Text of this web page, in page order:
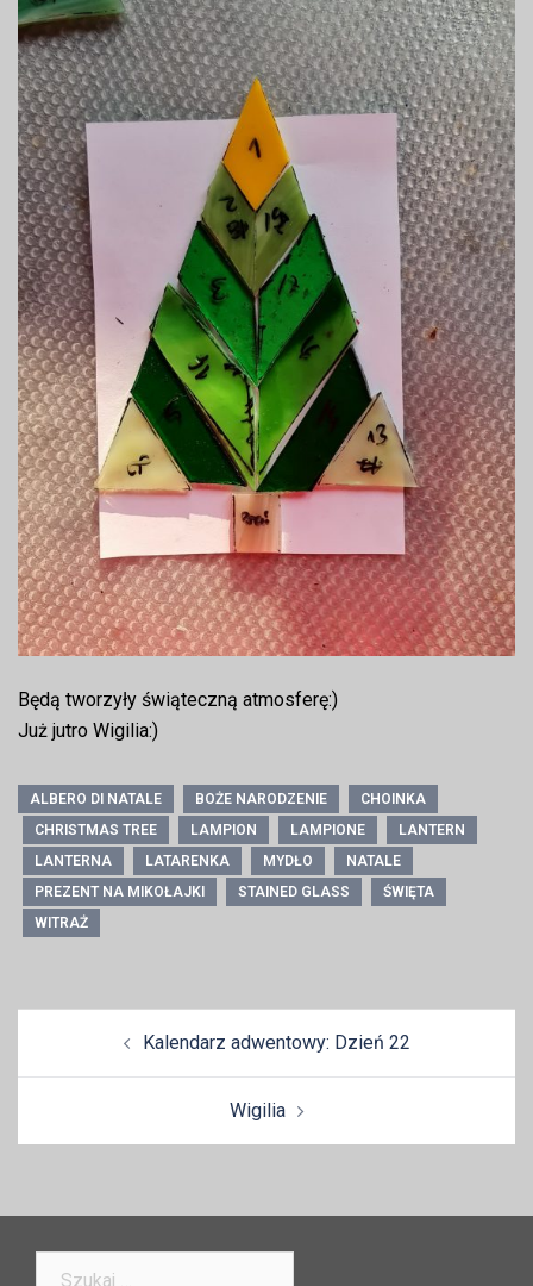
Będą tworzyły świąteczną atmosferę:)
Już jutro Wigilia:)
ALBERO DI NATALE BOŻE NARODZENIE
CHOINKA
CHRISTMAS TREE
LAMPION LAMPIONE
LANTERN
LANTERNA
LATARENKA MYDŁO
NATALE
PREZENT NA MIKOŁAJKI
STAINED GLASS
ŚWIĘTA
WITRAŻ
Kalendarz adwentowy: Dzień 22
Wigilia